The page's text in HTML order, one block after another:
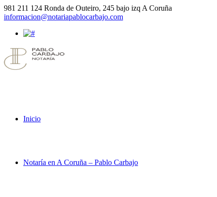
981 211 124 Ronda de Outeiro, 245 bajo izq A Coruña
informacion@notariapablocarbajo.com
Inicio
Notaría en A Coruña – Pablo Carbajo